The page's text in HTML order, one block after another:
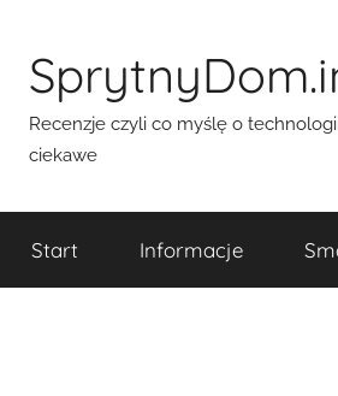
treści
Recenzje czyli co myślę o
ciekawe
Start Informacje